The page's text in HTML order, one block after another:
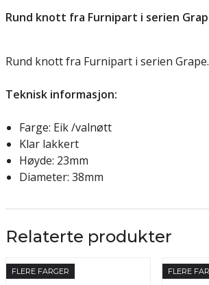
Rund knott fra Furnipart i serien
Rund knott fra Furnipart i serien Grape.
Teknisk informasjon:
Farge: Eik /valnøtt
Klar lakkert
Høyde: 23mm
Diameter: 38mm
Relaterte produkter
FLERE FARGER FLERE